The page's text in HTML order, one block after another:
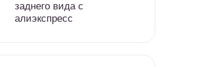
заднего вида с
алиэкспресс